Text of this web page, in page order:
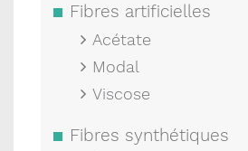
Fibres artificielles
Acétate
Modal
Viscose
Fibres synthétiques